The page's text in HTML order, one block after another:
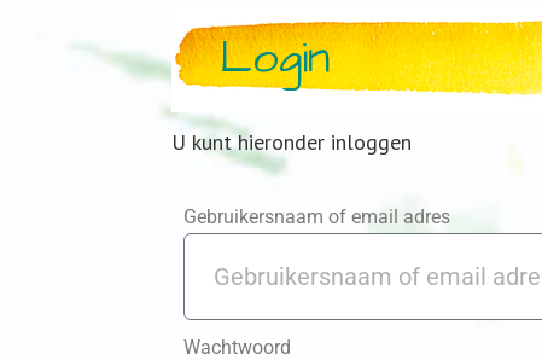
Login
U kunt hieronder inloggen
Gebruikersnaam of email adres
Wachtwoord